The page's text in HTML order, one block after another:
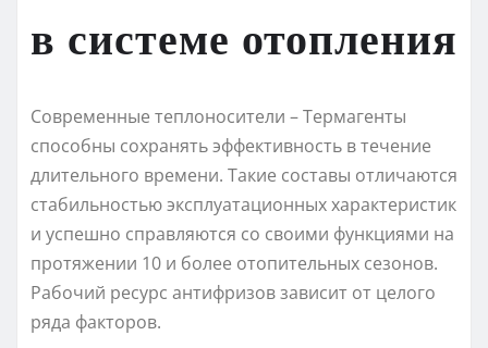
в системе отопления
Современные теплоносители – Термагенты
способны сохранять эффективность в течение
длительного времени. Такие составы отличаются
стабильностью эксплуатационных характеристик
и успешно справляются со своими функциями на
протяжении 10 и более отопительных сезонов.
Рабочий ресурс антифризов зависит от целого
ряда факторов.